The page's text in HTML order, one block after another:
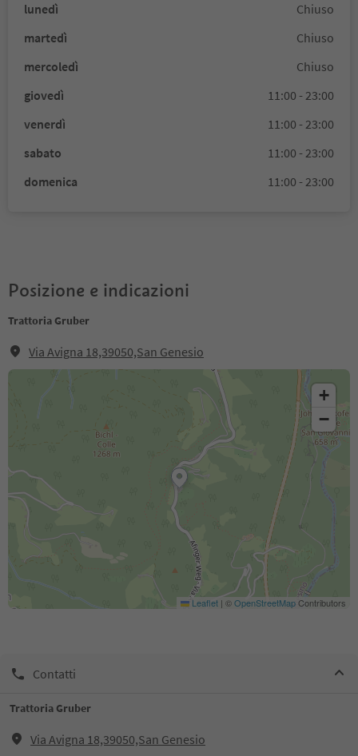
lunedì
Chiuso
martedì
Chiuso
mercoledì
Chiuso
giovedì
11:00 - 23:00
venerdì
11:00 - 23:00
sabato
11:00 - 23:00
domenica
11:00 - 23:00
Posizione e indicazioni
Trattoria Gruber
Via Avigna 18,39050,San Genesio
+
−
Leaflet | ©OpenStreetMapContributors
Contatti
Trattoria Gruber
Via Avigna 18,39050,San Genesio